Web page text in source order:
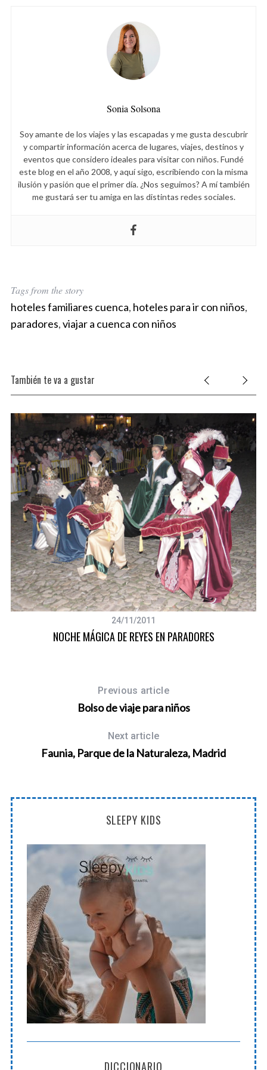
Sonia Solsona
Soy amante de los viajes y las escapadas y me gusta descubrir
y compartir información acerca de lugares, viajes, destinos y
eventos que considero ideales para visitar con niños. Fundé
este blog en el año 2008, y aquí sigo, escribiendo con la misma
ilusión y pasión que el primer día. ¿Nos seguimos? A mí también
me gustará ser tu amiga en las distintas redes sociales.
Tags from the story
hoteles familiares cuenca, hoteles para ir con niños,
paradores,viajar a cuenca con niños
También te va a gustar
24/11/2011
NOCHE MÁGICA DE REYES EN PARADORES
Previous article
Bolso de viaje para niños
Next article
Faunia, Parque de la Naturaleza, Madrid
SLEEPY KIDS
DICCIONARIO
: